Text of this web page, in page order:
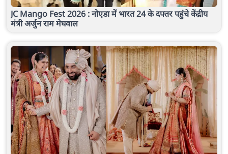
JC Mango Fest 2026 : नोएडा में भारत 24 के दफ्तर पहुंचे केंद्रीय
मंत्री अर्जुन राम मेघवाल